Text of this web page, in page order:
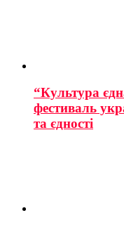
“Культура
фестиваль
та єдності